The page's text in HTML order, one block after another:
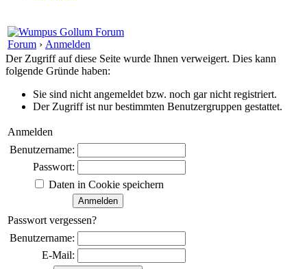
Forum › Anmelden
Der Zugriff auf diese Seite wurde Ihnen verweigert. Dies kann
folgende Gründe haben:
Sie sind nicht angemeldet bzw. noch gar nicht registriert.
Der Zugriff ist nur bestimmten Benutzergruppen gestattet.
Anmelden
Benutzername:
Passwort:
Daten in Cookie speichern
Passwort vergessen?
Benutzername:
E-Mail: